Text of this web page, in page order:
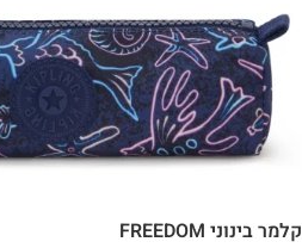
קלמר בינוני FREEDOM